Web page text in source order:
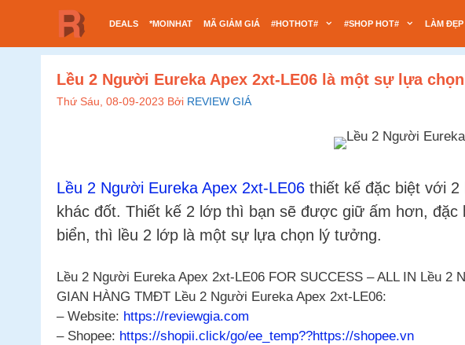
nội
DEALS *MOINHAT MÃ GIẢM GIÁ #HOTHOT# #SHOP HOT# LÀM ĐẸP
Lều 2 Người Eureka Apex 2xt-LE06 là một sự lựa
Thứ Sáu, 08-09-2023 Bởi REVIEW GIÁ
Lều 2 Người Eureka Apex 2xt-LE06 thiết kế đặc biệt với
khác đốt. Thiết kế 2 lớp thì bạn sẽ được giữ ấm hơn,
biển, thì lều 2 lớp là một sự lựa chọn lý tưởng.
Lều 2 Người Eureka Apex 2xt-LE06 FOR SUCCESS – ALL IN Lều 2
GIAN HÀNG TMĐT Lều 2 Người Eureka Apex 2xt-LE06:
– Website: https://reviewgia.com
– Shopee: https://shopii.click/go/ee_temp??https://shopee.vn